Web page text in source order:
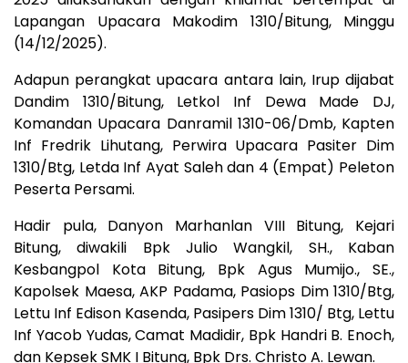
Lapangan Upacara Makodim 1310/Bitung, Minggu
(14/12/2025).
Adapun perangkat upacara antara lain, Irup dijabat
Dandim 1310/Bitung, Letkol Inf Dewa Made DJ,
Komandan Upacara Danramil 1310-06/Dmb, Kapten
Inf Fredrik Lihutang, Perwira Upacara Pasiter Dim
1310/Btg, Letda Inf Ayat Saleh dan 4 (Empat) Peleton
Peserta Persami.
Hadir pula, Danyon Marhanlan VIII Bitung, Kejari
Bitung, diwakili Bpk Julio Wangkil, SH., Kaban
Kesbangpol Kota Bitung, Bpk Agus Mumijo., SE.,
Kapolsek Maesa, AKP Padama, Pasiops Dim 1310/Btg,
Lettu Inf Edison Kasenda, Pasipers Dim 1310/ Btg, Lettu
Inf Yacob Yudas, Camat Madidir, Bpk Handri B. Enoch,
dan Kepsek SMK I Bitung, Bpk Drs. Christo A. Lewan.